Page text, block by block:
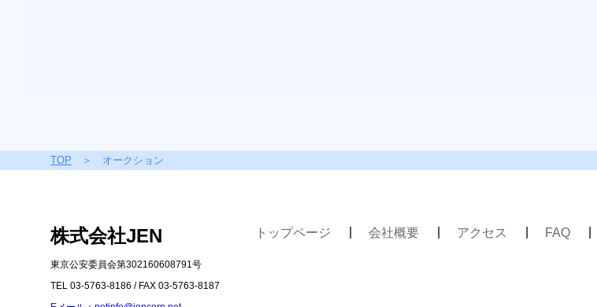
TOP ＞ オークション
株式会社JEN
東京公安委員会第302160608791号
TEL 03-5763-8186 / FAX 03-5763-8187
トップページ 会社概要 アクセス FAQ